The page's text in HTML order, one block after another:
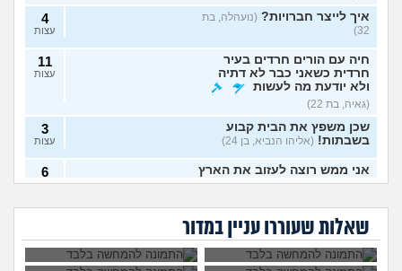
איך לייצר חברויות? (נועהלה, בת
32)
4
עצות
חיה עם הורים חרדים בעיר
חרדית כשאני כבר לא דתיה
ולא יודעת מה לעשות
(גאיה, בת 22)
11
עצות
שכן משפץ את הבית קבוע
בשבתות! (אליהו הנביא, בן 24)
3
עצות
אני ממש רוצה לעזוב את הארץ
(Noa, בת 20)
6
עצות
כל הזמן? (יוחאי, בן 30)
שווה להשקיע במערכת סינון
שאלות שעוררו עניין במדור
משפחה מרובת ילדים
לגהינום
שילמתי 1200 שקל
והשותפה לא מציעה
להשתתף בעלות
השותפה שלי מרשעת,
מפעילה לי מכונת
כביסה באמצע הלילה!
השכן מקצין באמונתו
כפייה, התגובה שלי
מוצדקת?